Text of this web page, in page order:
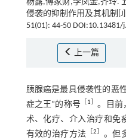
杨露,傅家财,李凤金,齐玲.
侵袭的抑制作用及其机制
51(01): 44-50 DOI:10.13481/
上一篇
胰腺癌是最具侵袭性的恶
症之王”的称号
1
。目前
术、化疗、介入治疗和免
有效的治疗方法 ［2
。但